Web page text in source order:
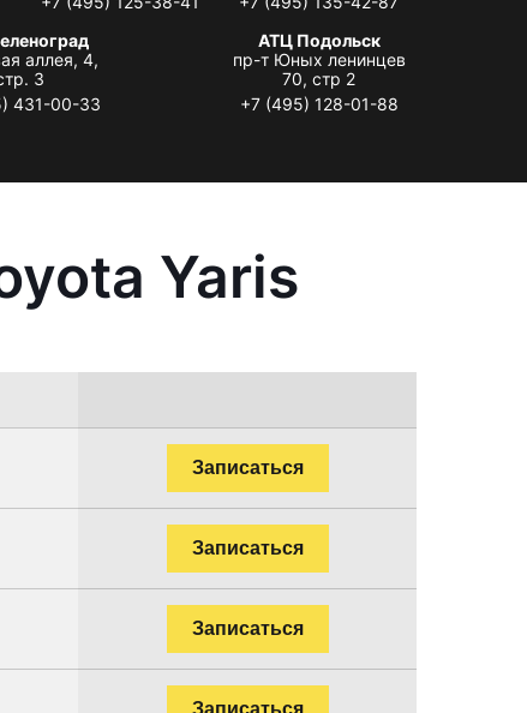
аллея, 4,
3
431-00-33
АТЦ Подольск
пр-т Юных ленинцев
70, стр 2
+7 (495) 128-01-88
Yaris
Записаться
Записаться
Записаться
Записаться